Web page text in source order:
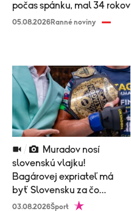
počas spánku, mal 34 rokov
05.08.2026Ranné noviny
slovenskú vlajku!
Bagárovej expriateľ má
byť Slovensku za čo
vďačný, v Česku ho
03.08.2026Šport